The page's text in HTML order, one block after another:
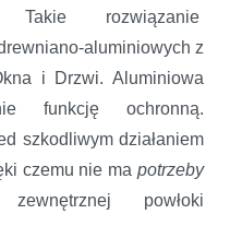
Takie rozwiązanie
aluminiowych z
i Drzwi. Aluminiowa
funkcję ochronną.
szkodliwym działaniem
czemu nie ma potrzeby
zewnętrznej powłoki